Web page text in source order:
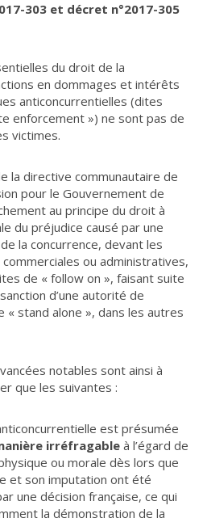
303 et décret n°2017-305
du droit de la
en dommages et intérêts
anticoncurrentielles (dites
enforcement ») ne sont pas de
victimes.
la directive communautaire de
pour le Gouvernement de
au principe du droit à
du préjudice causé par une
la concurrence, devant les
ou administratives,
de « follow on », faisant suite
d’une autorité de
« stand alone », dans les autres
notables sont ainsi à
que les suivantes :
est présumée
irréfragable à l’égard de
ou morale dès lors que
et son imputation ont été
une décision française, ce qui
la démonstration de la